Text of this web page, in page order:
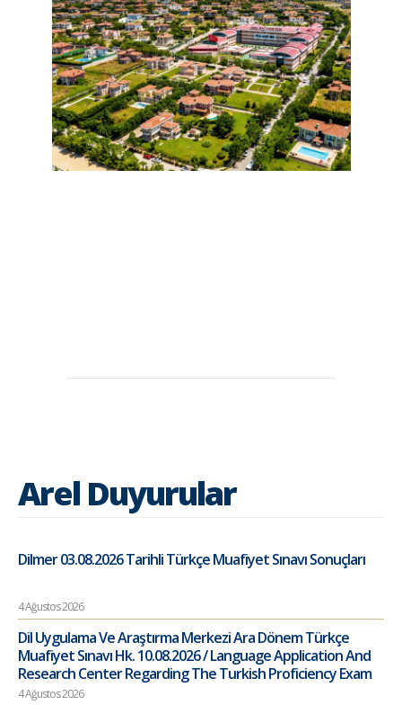
Arel Duyurular
Dilmer 03.08.2026 Tarihli Türkçe Muafiyet Sınavı Sonuçları
4 Ağustos 2026
Dil Uygulama Ve Araştırma Merkezi Ara Dönem Türkçe
Muafiyet Sınavı Hk. 10.08.2026 / Language Application And
Research Center Regarding The Turkish Proficiency Exam
4 Ağustos 2026